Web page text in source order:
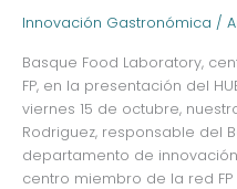
Innovación Gastronómica /
Basque Food Laboratory,
FP, en la presentación del
viernes 15 de octubre,
Rodriguez, responsable del
departamento de
centro miembro de la red FP
acompañamiento
del
Basque
Food
Laboratory